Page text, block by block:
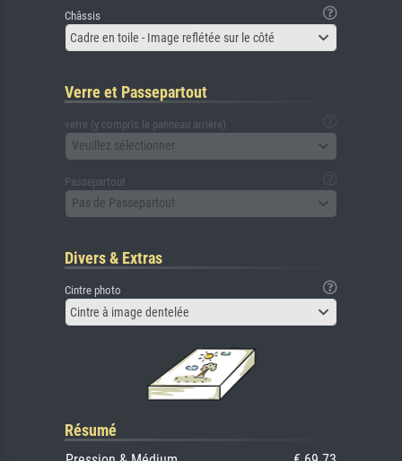
Châssis
Cadre en toile - Image reflétée sur le côté
Verre et Passepartout
verre (y compris le panneau arrière)
Veuillez sélectionner
Passepartout
Pas de Passepartout
Divers & Extras
Cintre photo
Cintre à image dentelée
Résumé